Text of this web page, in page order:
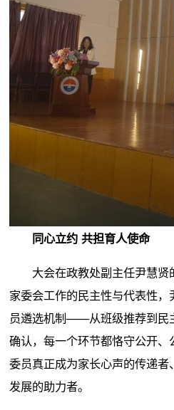
同心立约 共担育人使命
大会在政教处副主任尹慧贤
家委会工作的民主性与代表性
员遴选机制——从班级推荐到民
确认，每一个环节都恪守公开
委员真正成为家长心声的传递
发展的助力者。